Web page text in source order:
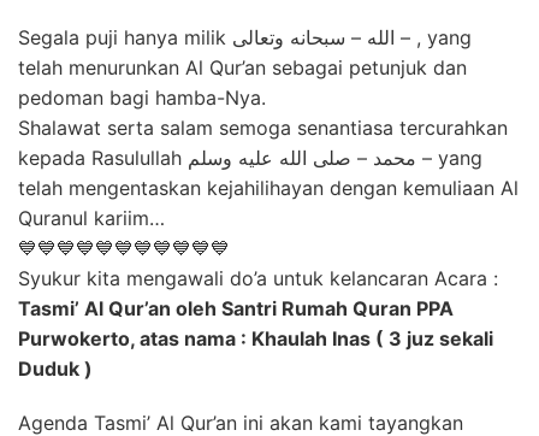
Segala puji hanya milik الله – سبحانه وتعالى – , yang
telah menurunkan Al Qur’an sebagai petunjuk dan
pedoman bagi hamba-Nya.
Shalawat serta salam semoga senantiasa tercurahkan
kepada Rasulullah محمد – صلى الله عليه وسلم – yang
telah mengentaskan kejahilihayan dengan kemuliaan Al
Quranul kariim…
💙💙💙💙💙💙💙💙💙💙💙
Syukur kita mengawali do’a untuk kelancaran​ A​cara :
Tasmi’ Al Qur’an oleh Santri Rumah Quran PPA
Purwokerto, atas nama : Khaulah Inas ( 3 juz sekali
Duduk )
Agenda Tasmi’ Al Qur’an ini akan kami tayangkan